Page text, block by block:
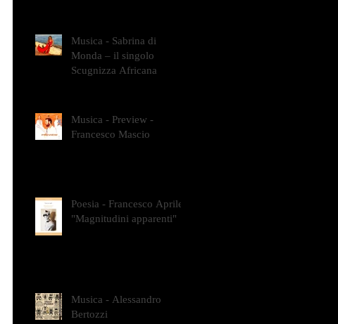
Musica - Sabrina di
Monda – il singolo
Scugnizza Africana
Musica - Preview -
Francesco Mascio
Poesia - Francesco Aprile -
"Magnitudini apparenti"
Musica - Alessandro
Bertozzi